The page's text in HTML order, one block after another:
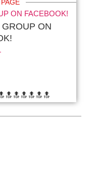
ON
🔝🔝🔝🔝🔝